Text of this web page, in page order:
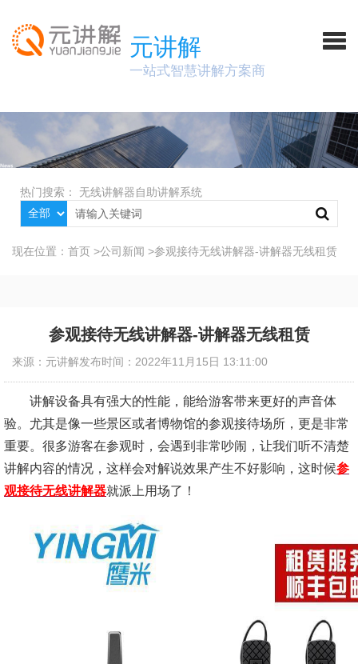
元讲解
一站式智慧讲解方案商
热门搜索： 无线讲解器自助讲解系统
现在位置： 首页 >公司新闻 >参观接待无线讲解器-讲解器无线租赁
参观接待无线讲解器-讲解器无线租赁
来源：元讲解发布时间：2022年11月15日 13:11:00
讲解设备具有强大的性能，能给游客带来更好的声音体
验。尤其是像一些景区或者博物馆的参观接待场所，更是非常
重要。很多游客在参观时，会遇到非常吵闹，让我们听不清楚
讲解内容的情况，这样会对解说效果产生不好影响，这时候参
观接待无线讲解器就派上用场了！